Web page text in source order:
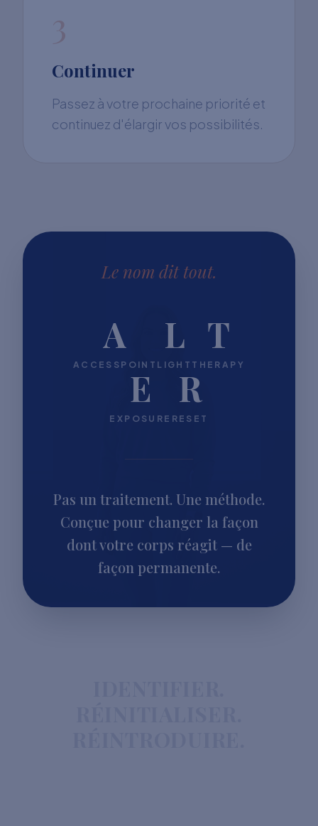
3
Continuer
Passez à votre prochaine priorité et
continuez d'élargir vos possibilités.
Le nom dit tout.
A
ACCESSPOINT
L
LIGHT
T
THERAPY
E
EXPOSURE
R
RESET
Pas un traitement. Une méthode.
Conçue pour changer la façon
dont votre corps réagit — de
façon permanente.